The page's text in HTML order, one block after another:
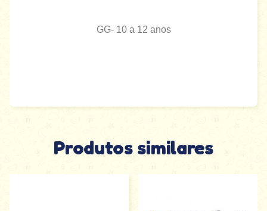
GG- 10 a 12 anos
Produtos similares